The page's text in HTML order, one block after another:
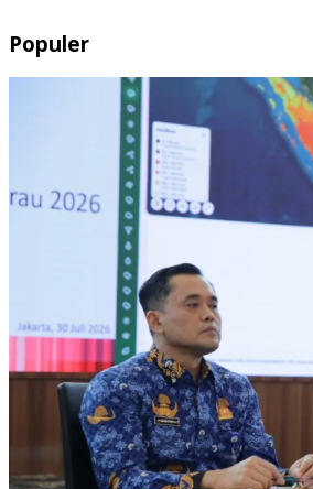
Populer